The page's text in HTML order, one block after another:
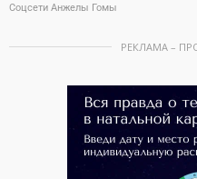
Соцсети Анжелы Гомы
РЕКЛАМА –